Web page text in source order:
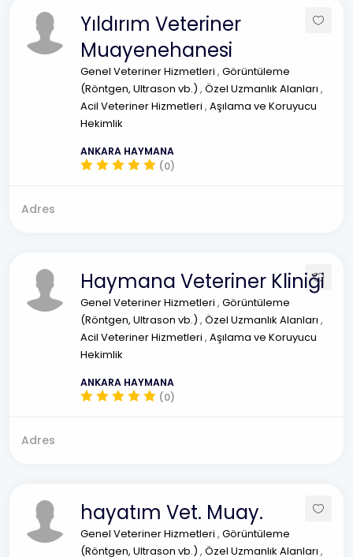
Yıldırım Veteriner
Muayenehanesi
Genel Veteriner Hizmetleri , Görüntüleme
(Röntgen, Ultrason vb.) , Özel Uzmanlık Alanları ,
Acil Veteriner Hizmetleri , Aşılama ve Koruyucu
Hekimlik
ANKARA HAYMANA
(0)
Adres
Haymana Veteriner Kliniği
Genel Veteriner Hizmetleri , Görüntüleme
(Röntgen, Ultrason vb.) , Özel Uzmanlık Alanları ,
Acil Veteriner Hizmetleri , Aşılama ve Koruyucu
Hekimlik
ANKARA HAYMANA
(0)
Adres
hayatım Vet. Muay.
Genel Veteriner Hizmetleri , Görüntüleme
(Röntgen, Ultrason vb.) , Özel Uzmanlık Alanları ,